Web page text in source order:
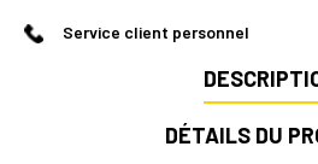
Service client personnel
DÉTAILS DU